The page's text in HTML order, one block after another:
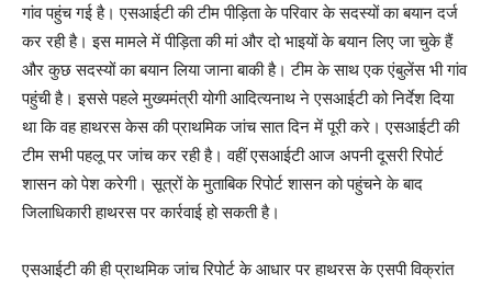
गांव पहुंच गई है। एसआईटी की टीम पीड़िता के परिवार के सदस्यों का बयान दर्ज
कर रही है। इस मामले में पीड़िता की मां और दो भाइयों के बयान लिए जा चुके हैं
और कुछ सदस्यों का बयान लिया जाना बाकी है। टीम के साथ एक एंबुलेंस भी गांव
पहुंची है। इससे पहले मुख्यमंत्री योगी आदित्यनाथ ने एसआईटी को निर्देश दिया
था कि वह हाथरस केस की प्राथमिक जांच सात दिन में पूरी करे। एसआईटी की
टीम सभी पहलू पर जांच कर रही है। वहीं एसआईटी आज अपनी दूसरी रिपोर्ट
शासन को पेश करेगी। सूत्रों के मुताबिक रिपोर्ट शासन को पहुंचने के बाद
जिलाधिकारी हाथरस पर कार्रवाई हो सकती है।
एसआईटी की ही प्राथमिक जांच रिपोर्ट के आधार पर हाथरस के एसपी विक्रांत